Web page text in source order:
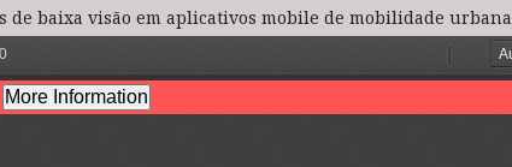
de baixa visão em aplicativos mobile de mobilidade urbana